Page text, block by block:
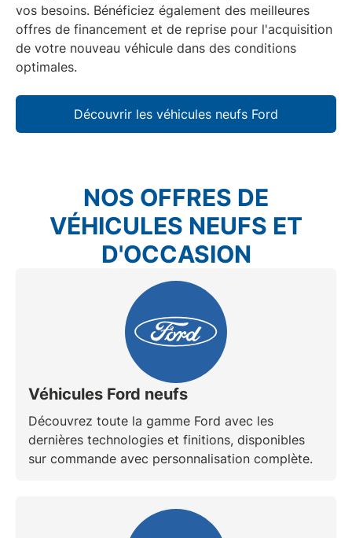
vos besoins. Bénéficiez également des meilleures
offres de financement et de reprise pour l'acquisition
de votre nouveau véhicule dans des conditions
optimales.
Découvrir les véhicules neufs Ford
NOS OFFRES DE
VÉHICULES NEUFS ET
D'OCCASION
Véhicules Ford neufs
Découvrez toute la gamme Ford avec les
dernières technologies et finitions, disponibles
sur commande avec personnalisation complète.